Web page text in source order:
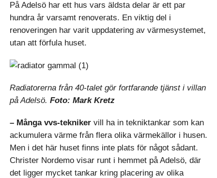
På Adelsö har ett hus vars äldsta delar är ett par
hundra år varsamt renoverats. En viktig del i
renoveringen har varit uppdatering av värmesystemet,
utan att förfula huset.
Radiatorerna från 40-talet gör fortfarande tjänst i villan
på Adelsö. Foto: Mark Kretz
– Många vvs-tekniker vill ha in tekniktankar som kan
ackumulera värme från flera olika värmekällor i husen.
Men i det här huset finns inte plats för något sådant.
Christer Nordemo visar runt i hemmet på Adelsö, där
det ligger mycket tankar kring placering av olika